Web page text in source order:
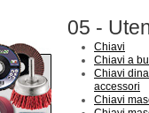
05 -
Chiavi
Chiavi a
Chiavi
accessori
Chiavi